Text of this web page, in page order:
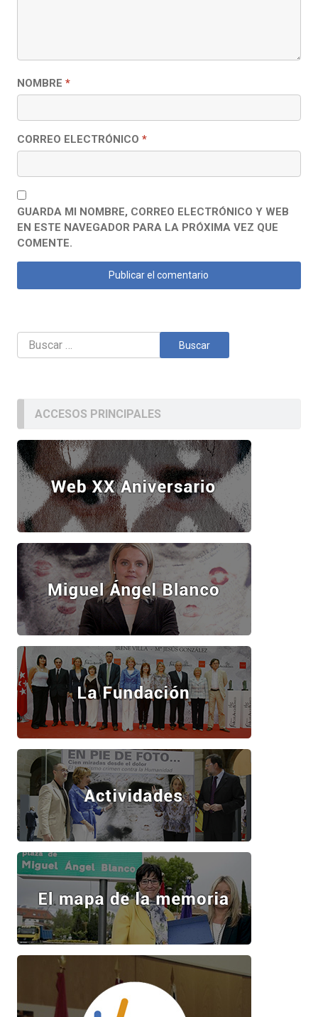
NOMBRE *
CORREO ELECTRÓNICO *
GUARDA MI NOMBRE, CORREO ELECTRÓNICO Y WEB
EN ESTE NAVEGADOR PARA LA PRÓXIMA VEZ QUE
COMENTE.
Buscar:
ACCESOS PRINCIPALES